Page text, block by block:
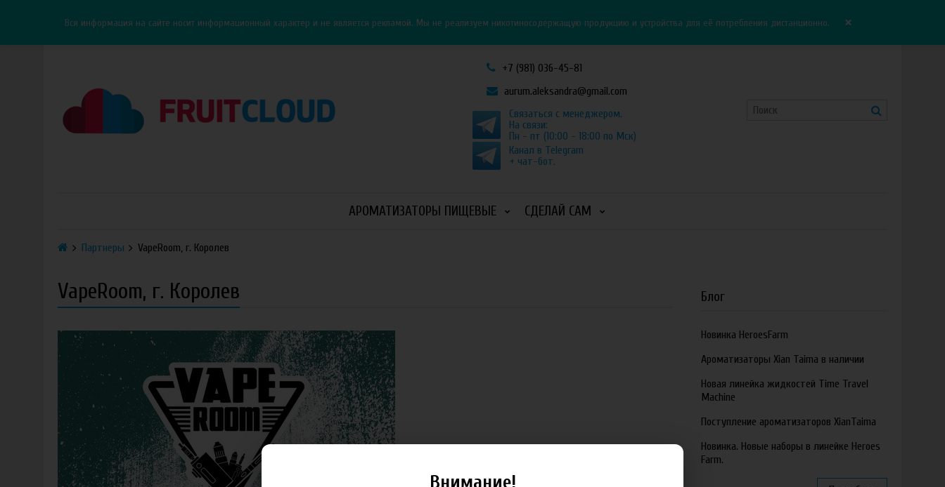
Вся информация на сайте носит информационный характер и не является рекламой. Мы не реализуем никотиносодержащую продукцию и устройства для её потребления дистанционно. ×
+7 (981) 036-45-81
aurum.aleksandra@gmail.com
Связаться с менеджером.
На связи:
Пн - пт (10:00 - 18:00 по Мск)
Канал в Telegram
+ чат-бот.
АРОМАТИЗАТОРЫ ПИЩЕВЫЕ СДЕЛАЙ САМ
Партнеры VapeRoom, г. Королев
VapeRoom, г. Королев Блог
Новинка HeroesFarm
Ароматизаторы Xian Taima в наличии
Новая линейка жидкостей Time Travel
Machine
Поступление ароматизаторов XianTaima
Новинка. Новые наборы в линейке Heroes
Farm.
Внимание!